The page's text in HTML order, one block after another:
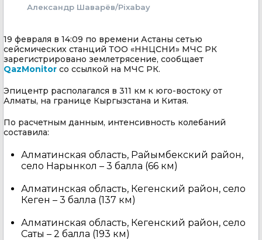
Александр Шаварёв/Pixabay
19 февраля в 14:09 по времени Астаны сетью
сейсмических станций ТОО «ННЦСНИ» МЧС РК
зарегистрировано землетрясение, сообщает
QazMonitor со ссылкой на МЧС РК.
Эпицентр располагался в 311 км к юго-востоку от
Алматы, на границе Кыргызстана и Китая.
По расчетным данным, интенсивность колебаний
составила:
Алматинская область, Райымбекский район,
село Нарынкол – 3 балла (66 км)
Алматинская область, Кегенский район, село
Кеген – 3 балла (137 км)
Алматинская область, Кегенский район, село
Саты – 2 балла (193 км)